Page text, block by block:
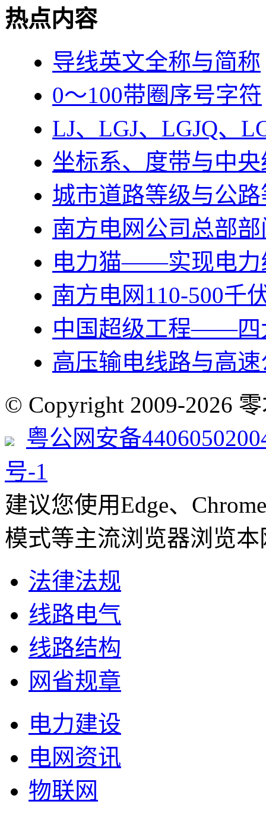
热点内容
导线英文全称与简称
0～100带圈序号字符
LJ、LGJ、LGJQ、
坐标系、度带与中
城市道路等级与公
南方电网公司总部
电力猫——实现电力
南方电网110-500千
中国超级工程——四
高压输电线路与高
© Copyright 2009-2026
粤公网安备
号-1
建议您使用Edge、
模式等主流浏览器浏览本
法律法规
线路电气
线路结构
网省规章
电力建设
电网资讯
物联网